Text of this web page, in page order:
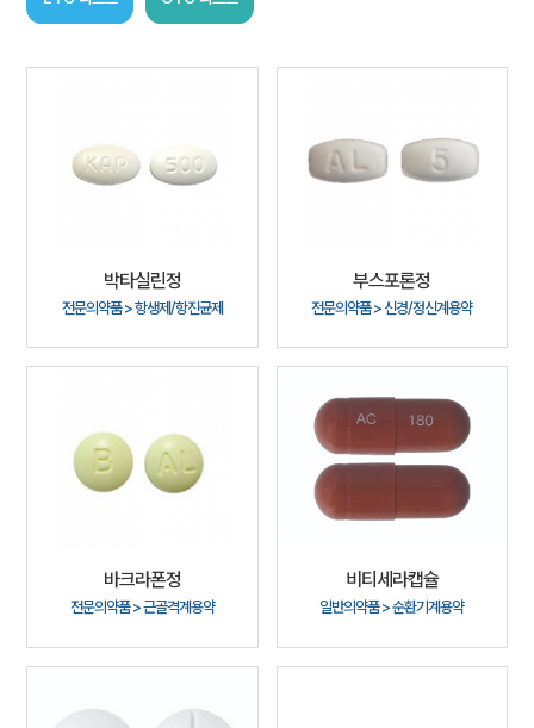
박타실린정
전문의약품 > 항생제/항진균제
부스포론정
전문의약품 > 신경/정신계용약
바크라폰정
전문의약품 > 근골격계용약
비티세라캡슐
일반의약품 > 순환기계용약